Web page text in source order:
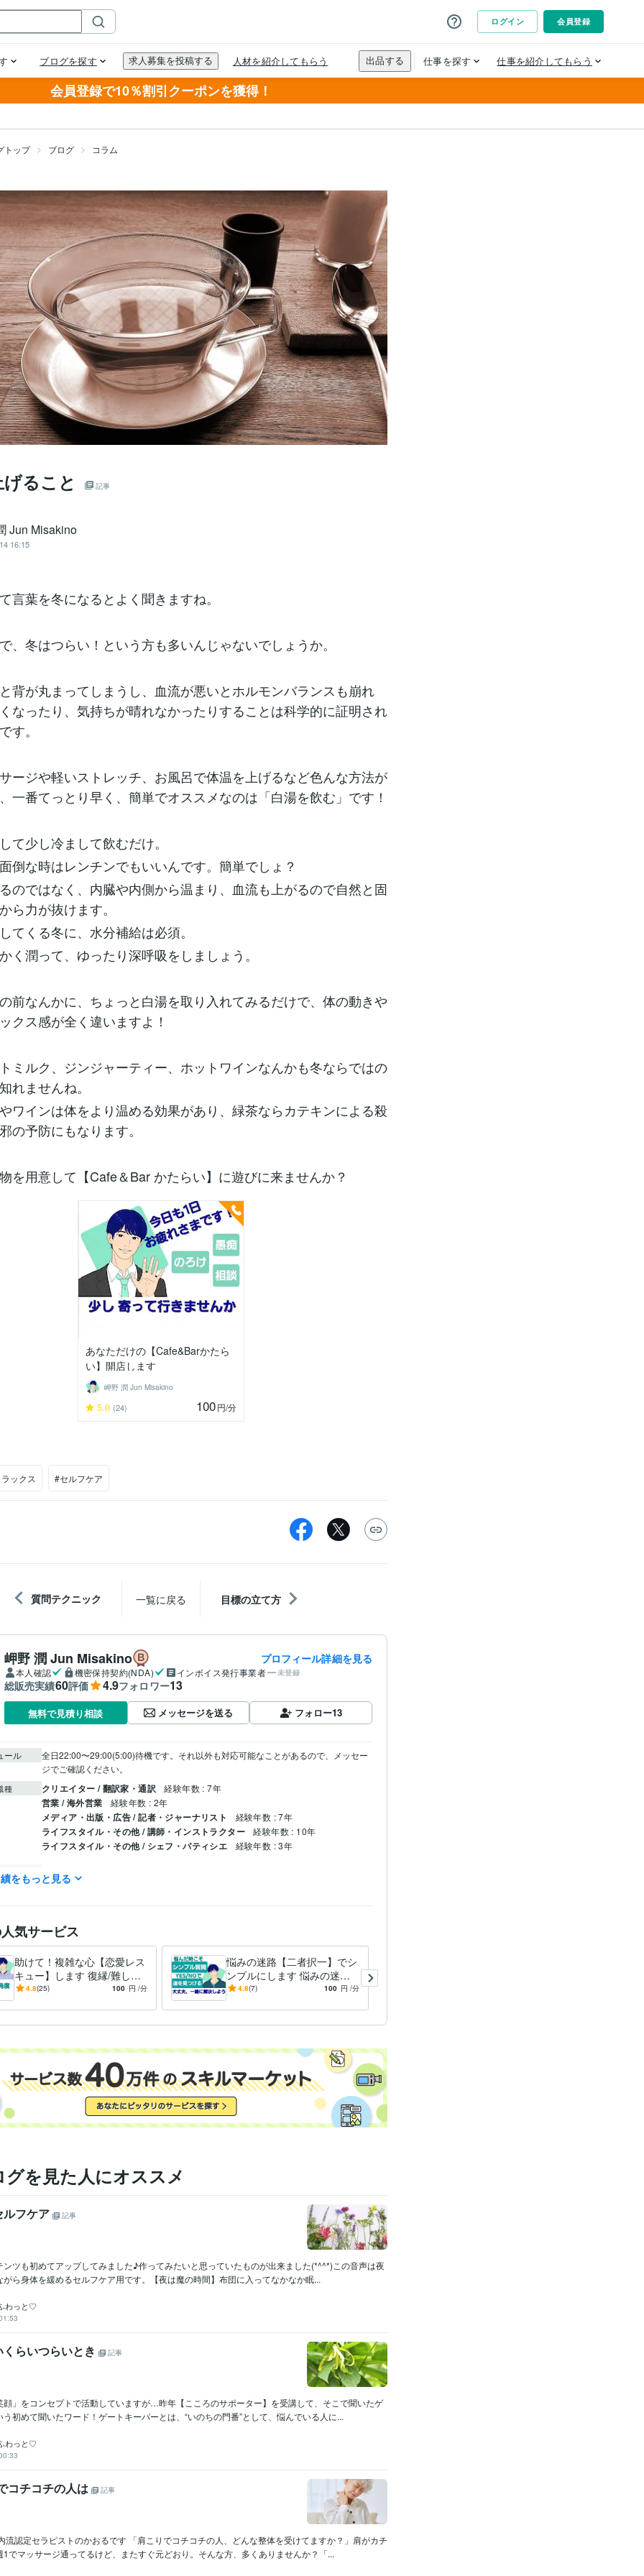
会員登録で10％割引クーポンを獲得！
トップ ブログ コラム
ること 記事
Jun Misakino
16:15
言葉を冬になるとよく聞きますね。
、冬はつらい！という方も多いんじゃないでしょうか。
背が丸まってしまうし、血流が悪いとホルモンバランスも崩れ
なったり、気持ちが晴れなかったりすることは科学的に証明され
す。
ージや軽いストレッチ、お風呂で体温を上げるなど色んな方法が
一番てっとり早く、簡単でオススメなのは「白湯を飲む」です！
て少し冷まして飲むだけ。
倒な時はレンチンでもいいんです。簡単でしょ？
のではなく、内臓や内側から温まり、血流も上がるので自然と固
ら力が抜けます。
てくる冬に、水分補給は必須。
く潤って、ゆったり深呼吸をしましょう。
前なんかに、ちょっと白湯を取り入れてみるだけで、体の動きや
クス感が全く違いますよ！
ミルク、ジンジャーティー、ホットワインなんかも冬ならではの
れませんね。
ワインは体をより温める効果があり、緑茶ならカテキンによる殺
の予防にもなります。
を用意して【Cafe＆Bar かたらい】に遊びに来ませんか？
あなただけの【Cafe&Barかたら
い】開店します
岬野 潤 Jun Misakino
5.0 (24) 100円/分
ックス #セルフケア
質問テクニック 一覧に戻る 目標の立て方
岬野 潤 Jun Misakino プロフィール詳細を見る
本人確認 機密保持契約(NDA) インボイス発行事業者 未登録
総販売実績60評価 4.9フォロワー13
無料で見積り相談 メッセージを送る フォロー13
ール
全日22:00〜29:00(5:00)待機です。それ以外も対応可能なことがあるので、メッセー
種 クリエイター / 翻訳家・通訳 経験年数 : 7年
営業 / 海外営業 経験年数 : 2年
メディア・出版・広告 / 記者・ジャーナリスト 経験年数 : 7年
ライフスタイル・その他 / 講師・インストラクター 経験年数 : 10年
ライフスタイル・その他 / シェフ・パティシエ 経験年数 : 3年
海外営業
シェフ
3歳で右手首若竹骨折₍迷路の塀からダイブ₎
ダイブ₎
7歳で左足首脱臼₍歩行中いきなり₎ 11歳で右手若木骨折₍跳び箱で飛行
中₎
12歳で右足亀裂骨折₍サッカー₎ 15歳で右手親指剥離骨折₍サッカー₎
18歳で肋
軟骨粉砕骨折₍サッカー₎ 21歳で尾骶骨骨折₍インドネシアにて橋からダイブ₎ 22歳
で右手小指骨折₍バイク整備中に重量物落下₎ 27歳で肋軟骨粉砕骨折₍サッカー₎
歳踵やったかも₍←new₎
リエイ
ール
GarageBand:3年Cakewalk:3年
悩み相談・カウンセリング ・コミュニケーション
都内私立大学 2014年3月 ~ 2019年2月
をもっと見る
気サービス
助けて！複雑な心【恋愛レス
キュー】します 復縁/難しい
相手/片思い/お悩み救助で、
4.8(25) 100 円 /分
悩みの迷路【二者択一】でシ
ンプルにします 悩みの迷路
にハマった時、人生の岐路、
4.8(7) 100 円 /分
グを見た人にオススメ
フケア
記事
ンツも初めてアップしてみました♪作ってみたいと思っていたものが出来ました(*^^*)この音声は夜
ら身体を緩めるセルフケア用です。【夜は魔の時間】布団に入ってなかなか眠...
わっと♡
らいつらいとき
記事
顔」をコンセプトで活動していますが…昨年【こころのサポーター】を受講して、そこで聞いたゲ
初めて聞いたワード！ゲートキーパーとは、“いのちの門番”として、悩んでいる人に...
わっと♡
チコチの人は
記事
流認定セラピストのかおるです 「肩こりでコチコチの人、どんな整体を受けてますか？」肩がカチ
でマッサージ通ってるけど、またすぐ元どおり。そんな方、多くありませんか？「...